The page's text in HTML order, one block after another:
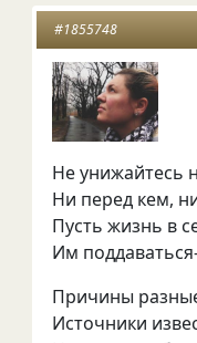
#1855748
Не унижайтесь
Ни перед кем,
Пусть жизнь в
Им
Причины
Источники